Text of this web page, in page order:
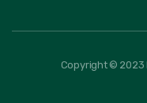
Copyright © 2023